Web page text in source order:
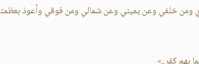
ومن خلفي وعن يميني وعن شمالي ومن فوقي وأعوذ